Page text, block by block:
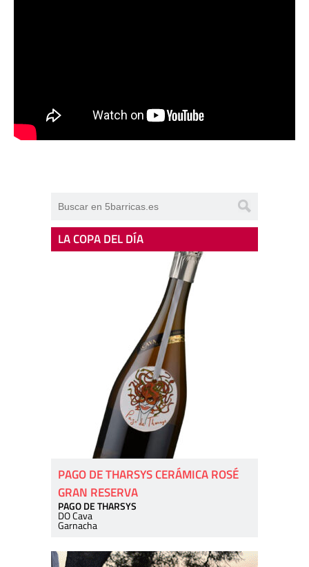
LA COPA DEL DÍA
PAGO DE THARSYS CERÁMICA ROSÉ
GRAN RESERVA
PAGO DE THARSYS
DO Cava
Garnacha